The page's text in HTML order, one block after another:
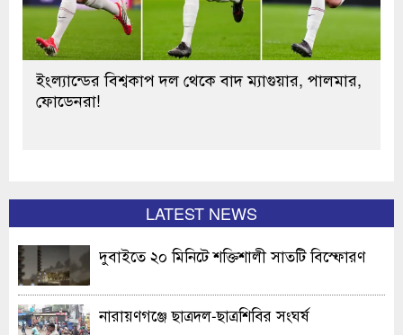
ইংল্যান্ডের বিশ্বকাপ দল থেকে বাদ ম্যাগুয়ার, পালমার,
ফোডেনরা!
LATEST NEWS
দুবাইতে ২০ মিনিটে শক্তিশালী সাতটি বিস্ফোরণ
নারায়ণগঞ্জে ছাত্রদল-ছাত্রশিবির সংঘর্ষ